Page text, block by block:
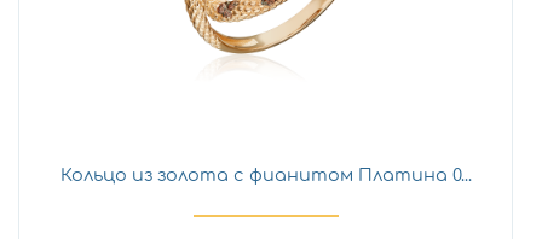
Кольцо из золота с фианитом Платина 0...